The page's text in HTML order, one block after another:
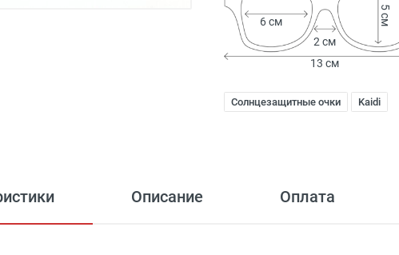
2 см
6 см 5 см
13 см
Солнцезащитные очки Kaidi
Описание Оплата